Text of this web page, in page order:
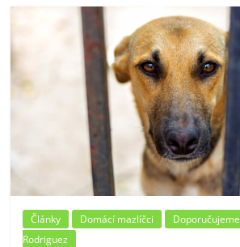
Články Domácí mazlíčci Doporučujeme
Rodriguez